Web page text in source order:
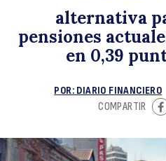
alternativa
pensiones
en 0,39
POR: DIARIO FINANCIERO
COMPARTIR